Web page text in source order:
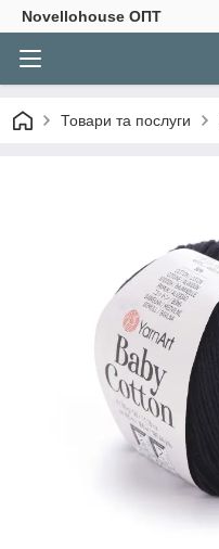
Novellohouse ОПТ
Товари та послуги